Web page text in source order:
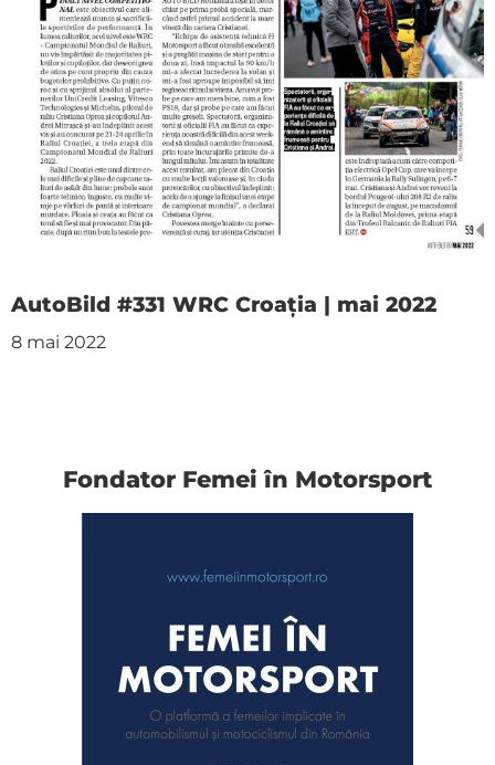
AutoBild #331 WRC Croația | mai 2022
8 mai 2022
Fondator Femei în Motorsport